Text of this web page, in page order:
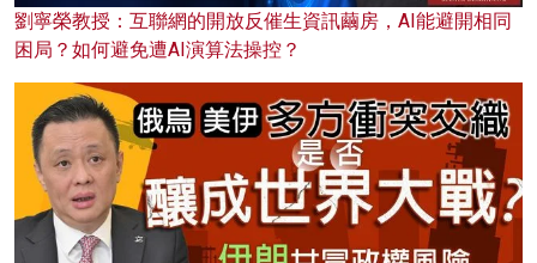
劉寧榮教授：互聯網的開放反催生資訊繭房，AI能避開相同
困局？如何避免遭AI演算法操控？